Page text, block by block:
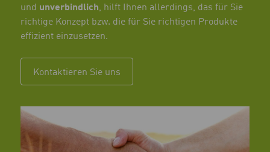
und unverbindlich, hilft Ihnen allerdings, das für Sie
richtige Konzept bzw. die für Sie richtigen Produkte
effizient einzusetzen.
Kontaktieren Sie uns